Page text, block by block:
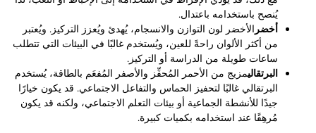
يُنصح باستخدامه باعتدال.
أخضر الأخضر لون التوازن والانسجام، يُهدئ ويُعزز التركيز. ويُعتبر
من أكثر الألوان راحةً للعين، ويُستخدم غالبًا في البيئات التي تتطلب
ساعات طويلة من الدراسة أو التركيز.
البرتقاليمزيج من الأحمر المُحفِّز والأصفر المُفعَم بالطاقة، يُستخدم
البرتقالي غالبًا لتحفيز الحماس والتفاعل الاجتماعي. قد يكون خيارًا
جيدًا للأنشطة الجماعية أو بيئات التعلم الاجتماعي، ولكنه قد يكون
مُرهِقًا عند استخدامه بكميات كبيرة.